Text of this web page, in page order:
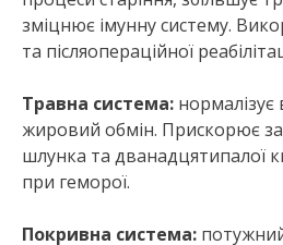
зміцнює імунну систему.
та післяопераційної
Травна система:
жировий обмін. Прискорює
шлунка та дванадцятипалої
при геморої.
Покривна система: